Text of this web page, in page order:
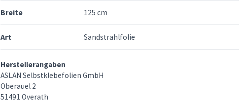
Breite 125 cm
Art Sandstrahlfolie
Herstellerangaben
ASLAN Selbstklebefolien GmbH
Oberauel 2
51491 Overath